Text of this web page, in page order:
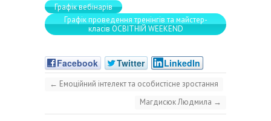
Графік вебінарів
Графік проведення тренінгів та майстер-
класів ОСВІТНІЙ WEEKEND
Facebook Twitter LinkedIn
← Емоційний інтелект та особистісне зростання
Магдисюк Людмила →